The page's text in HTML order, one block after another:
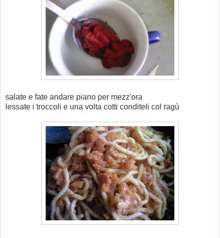
salate e fate andare piano per mezz'ora
lessate i troccoli e una volta cotti conditeli col ragù